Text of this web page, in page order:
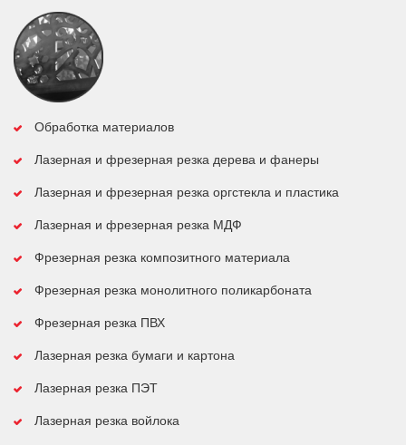
Обработка материалов
Лазерная и фрезерная резка дерева и фанеры
Лазерная и фрезерная резка оргстекла и пластика
Лазерная и фрезерная резка МДФ
Фрезерная резка композитного материала
Фрезерная резка монолитного поликарбоната
Фрезерная резка ПВХ
Лазерная резка бумаги и картона
Лазерная резка ПЭТ
Лазерная резка войлока